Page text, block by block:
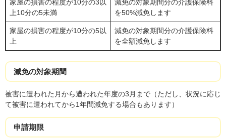
家屋の損害の程度が10分の3以
上10分の5未満
減免の対象期間分の介護保険料
を50%減免します
家屋の損害の程度が10分の5以
上
減免の対象期間分の介護保険料
を全額減免します
減免の対象期間
被害に遭われた月から遭われた年度の3月まで（ただし、状況に応じ
て被害に遭われてから1年間減免する場合もあります）
申請期限